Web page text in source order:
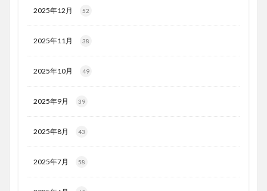
2025年12月 52
2025年11月 38
2025年10月 49
2025年9月 39
2025年8月 43
2025年7月 58